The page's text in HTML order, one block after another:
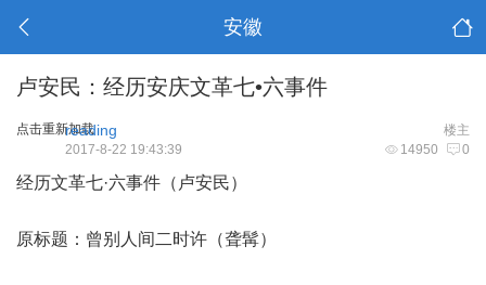
安徽
卢安民：经历安庆文革七•六事件
点击重新加载 楼主
reading
14950 0
2017-8-22 19:43:39
经历文革七·六事件（卢安民）
原标题：曾别人间二时许（聋髯）